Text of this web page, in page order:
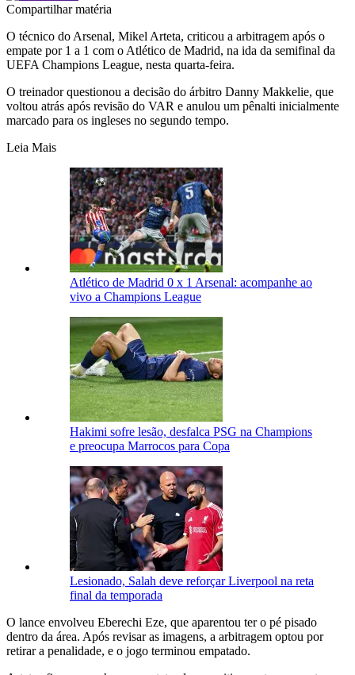
Compartilhar matéria
O técnico do Arsenal, Mikel Arteta, criticou a arbitragem após o
empate por 1 a 1 com o Atlético de Madrid, na ida da semifinal da
UEFA Champions League, nesta quarta-feira.
O treinador questionou a decisão do árbitro Danny Makkelie, que
voltou atrás após revisão do VAR e anulou um pênalti inicialmente
marcado para os ingleses no segundo tempo.
Leia Mais
Atlético de Madrid 0 x 1 Arsenal: acompanhe ao
vivo a Champions League
Hakimi sofre lesão, desfalca PSG na Champions
e preocupa Marrocos para Copa
Lesionado, Salah deve reforçar Liverpool na reta
final da temporada
O lance envolveu Eberechi Eze, que aparentou ter o pé pisado
dentro da área. Após revisar as imagens, a arbitragem optou por
retirar a penalidade, e o jogo terminou empatado.